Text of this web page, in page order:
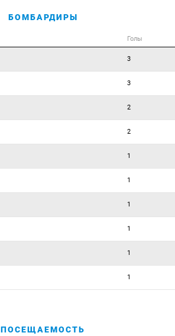
БОМБАРДИРЫ
Голы
3
3
2
2
1
1
1
1
1
1
ПОСЕЩАЕМОСТЬ